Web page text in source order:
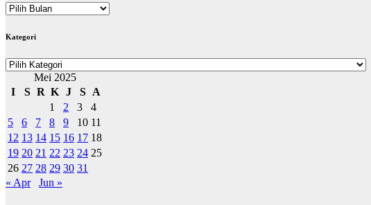
ARKIB
Kategori
Kategori
Mei 2025
I
S R K J S
A
1
2 3
4
5
6 7 8 9 10 11
12 13 14 15 16 17 18
19 20 21 22 23 24 25
26 27 28 29 30 31
« Apr
Jun »